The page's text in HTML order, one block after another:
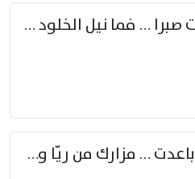
فصبرا في مجال الموت صبرا … فما نيل الخلود بمستطاع
حننت إلى ريّا ونفسك باعدت … مزارك من ريّا وشعباكما معا